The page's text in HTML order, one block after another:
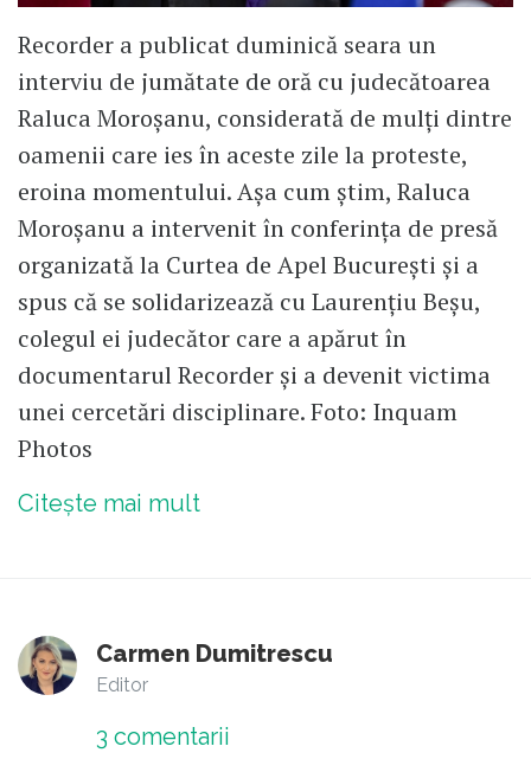
Recorder a publicat duminică seara un
interviu de jumătate de oră cu judecătoarea
Raluca Moroșanu, considerată de mulți dintre
oamenii care ies în aceste zile la proteste,
eroina momentului. Așa cum știm, Raluca
Moroșanu a intervenit în conferința de presă
organizată la Curtea de Apel București și a
spus că se solidarizează cu Laurențiu Beșu,
colegul ei judecător care a apărut în
documentarul Recorder și a devenit victima
unei cercetări disciplinare. Foto: Inquam
Photos
Citește mai mult
Carmen Dumitrescu
Editor
3 comentarii